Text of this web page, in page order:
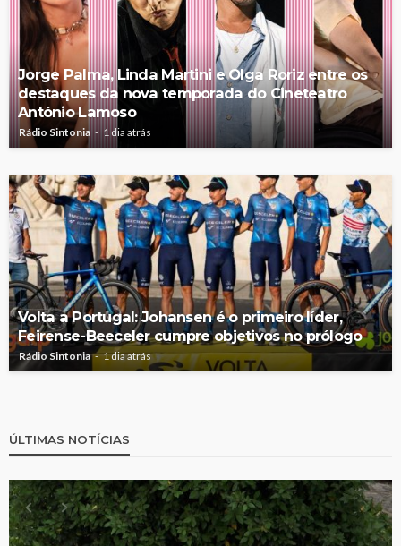
Jorge Palma, Linda Martini e Olga Roriz entre os
destaques da nova temporada do Cineteatro
António Lamoso
Rádio Sintonia 1 dia atrás
Volta a Portugal: Johansen é o primeiro líder,
Feirense-Beeceler cumpre objetivos no prólogo
Rádio Sintonia 1 dia atrás
ÚLTIMAS NOTÍCIAS